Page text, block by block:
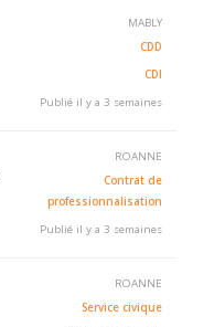
MABLY
CDD
CDI
Publié il y a 3 semaines
ROANNE
Contrat de
professionnalisation
Publié il y a 3 semaines
ROANNE
Service civique